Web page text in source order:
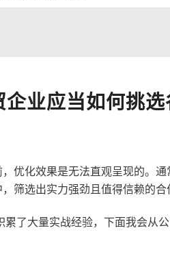
业应当如何挑
优化效果是无法直观呈现的。
筛选出实力强劲且值得信赖的
了大量实战经验，下面我会从